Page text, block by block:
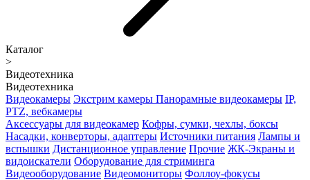
Каталог
>
Видеотехника
Видеотехника
Видеокамеры Экстрим камеры Панорамные видеокамеры IP,
PTZ, вебкамеры
Аксессуары для видеокамер Кофры, сумки, чехлы, боксы
Насадки, конверторы, адаптеры Источники питания Лампы и
вспышки Дистанционное управление Прочие ЖК-Экраны и
видоискатели Оборудование для стриминга
Видеооборудование Видеомониторы Фоллоу-фокусы